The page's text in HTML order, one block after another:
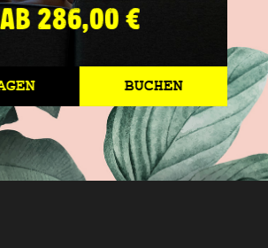
AB 286,00 €
BUCHEN